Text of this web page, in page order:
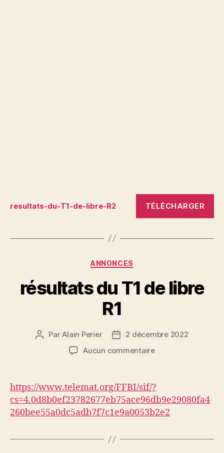
resultats-du-T1-de-libre-R2 TÉLÉCHARGER
Catégories
ANNONCES
résultats du T1 de libre
R1
Auteur
ParAlain Perier
Date2 décembre 2022
Aucun commentairesur
T1
de
libre
R1
https://www.telemat.org/FFBI/sif/?
cs=4.0d8b0ef23782677eb75ace96db9e29080fa4
260bee55a0dc5adb7f7c1e9a0053b2e2